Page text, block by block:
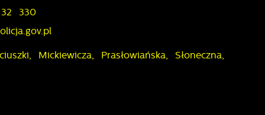
330
Mickiewicza, Prasłowiańska, Słoneczna,